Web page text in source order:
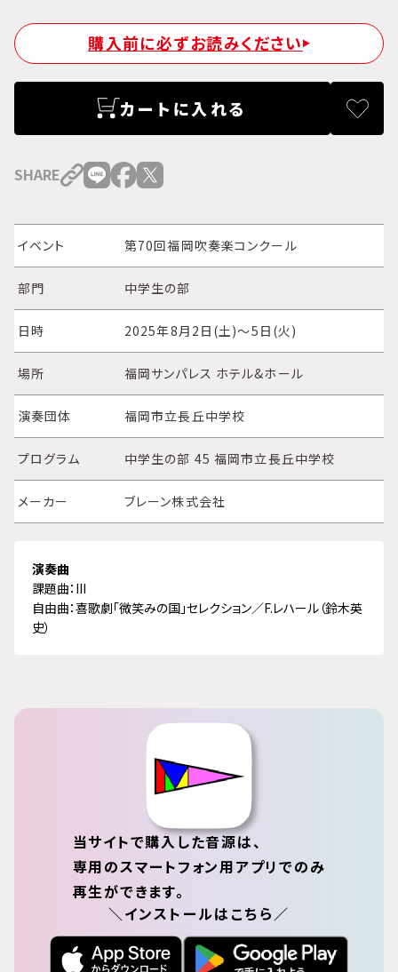
購入前に必ずお読みください
カートに入れる
SHARE
イベント 第70回福岡吹奏楽コンクール
部門 中学生の部
日時 2025年8月2日(土)～5日(火)
場所 福岡サンパレス ホテル&ホール
演奏団体 福岡市立長丘中学校
プログラム 中学生の部 45 福岡市立長丘中学校
メーカー ブレーン株式会社
演奏曲
課題曲：III
自由曲：喜歌劇「微笑みの国」セレクション／F.レハール（鈴木英
史）
当サイトで購入した音源は、
専用のスマートフォン用アプリでのみ
再生ができます。
＼インストールはこちら／